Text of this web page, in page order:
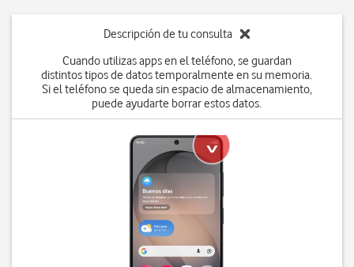
Descripción de tu consulta
Cuando utilizas apps en el teléfono, se guardan
distintos tipos de datos temporalmente en su memoria.
Si el teléfono se queda sin espacio de almacenamiento,
puede ayudarte borrar estos datos.